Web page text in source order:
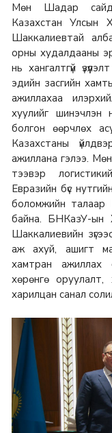
Мөн Шадар сайд
Казахстан Улсын
Шаккалиевтай
орны худалдааны
нь хангалтгүй
эдийн засгийн
ажиллахаа
хуулийг шинэчлэн
болгон өөрчлөх
Казахстаны
ажиллана гэлээ. Мөн
тээвэр
Евразийн бүс
боломжийн
байна. БНКазУ-ын
Шаккалиевийн
аж ахуй, ашигт
хамтран ажиллах
хөрөнгө оруулалт,
харилцан санал